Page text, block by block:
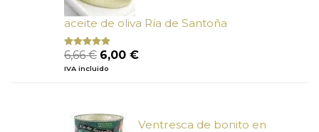
aceite de oliva Ría de Santoña
Valorado
con
de 5
6,66€ El
precio
6,00 €El
IVA incluido
Ventresca de bonito en